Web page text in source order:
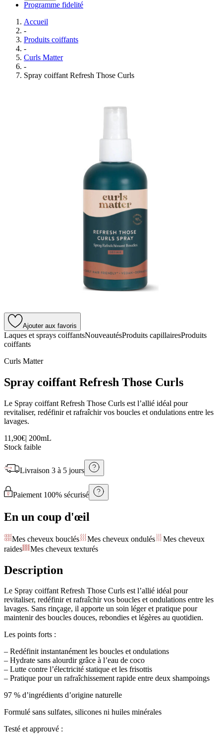
Programme fidelité
Accueil
-
Produits coiffants
-
Curls Matter
-
Spray coiffant Refresh Those Curls
Ajouter aux favoris
Laques et sprays coiffantsNouveautésProduits capillairesProduits
coiffants
Curls Matter
Spray coiffant Refresh Those Curls
Le Spray coiffant Refresh Those Curls est l’allié idéal pour
revitaliser, redéfinir et rafraîchir vos boucles et ondulations entre les
lavages.
11,90€| 200mL
Stock faible
Livraison 3 à 5 jours
Paiement 100% sécurisé
En un coup d'œil
Mes cheveux bouclés Mes cheveux ondulés
Mes cheveux
raides
Mes cheveux texturés
Description
Le Spray coiffant Refresh Those Curls est l’allié idéal pour
revitaliser, redéfinir et rafraîchir vos boucles et ondulations entre les
lavages. Sans rinçage, il apporte un soin léger et pratique pour
maintenir des boucles douces, rebondies et légères au quotidien.
Les points forts :
– Redéfinit instantanément les boucles et ondulations
– Hydrate sans alourdir grâce à l’eau de coco
– Lutte contre l’électricité statique et les frisottis
– Pratique pour un rafraîchissement rapide entre deux shampoings
97 % d’ingrédients d’origine naturelle
Formulé sans sulfates, silicones ni huiles minérales
Testé et approuvé :